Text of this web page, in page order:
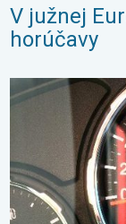
V južnej
horúčavy
Je teplota vo